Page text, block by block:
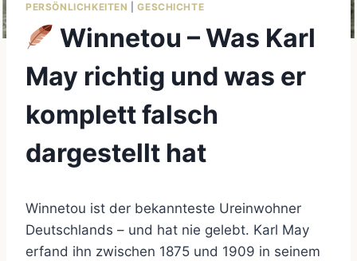
PERSÖNLICHKEITEN |GESCHICHTE
Winnetou – Was Karl
May richtig und was er
komplett falsch
dargestellt hat
Winnetou ist der bekannteste Ureinwohner
Deutschlands – und hat nie gelebt. Karl May
erfand ihn zwischen 1875 und 1909 in seinem